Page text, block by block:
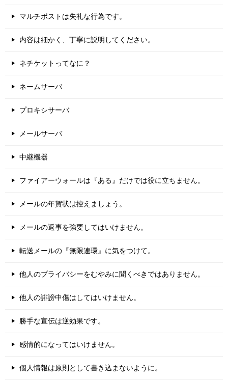
マルチポストは失礼な行為です。
内容は細かく、丁寧に説明してください。
ネチケットってなに？
ネームサーバ
プロキシサーバ
メールサーバ
中継機器
ファイアーウォールは『ある』だけでは役に立ちません。
メールの年賀状は控えましょう。
メールの返事を強要してはいけません。
転送メールの『無限連環』に気をつけて。
他人のプライバシーをむやみに聞くべきではありません。
他人の誹謗中傷はしてはいけません。
勝手な宣伝は逆効果です。
感情的になってはいけません。
個人情報は原則として書き込まないように。